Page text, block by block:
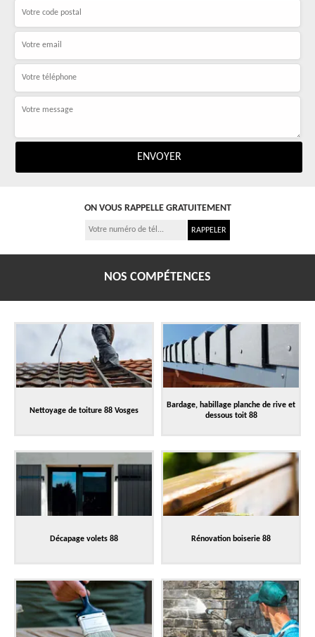
ON VOUS RAPPELLE GRATUITEMENT
NOS COMPÉTENCES
Nettoyage de toiture 88 Vosges
Bardage, habillage planche de rive et
dessous toit 88
Décapage volets 88 Rénovation boiserie 88